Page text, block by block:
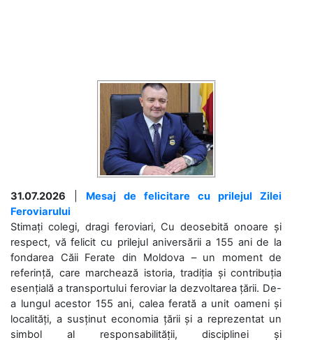
31.07.2026
Mesaj de felicitare cu prilejul Zilei
Feroviarului
Stimați colegi, dragi feroviari, Cu deosebită onoare și
respect, vă felicit cu prilejul aniversării a 155 ani de la
fondarea Căii Ferate din Moldova – un moment de
referință, care marchează istoria, tradiția și contribuția
esențială a transportului feroviar la dezvoltarea țării. De-
a lungul acestor 155 ani, calea ferată a unit oameni și
localități, a susținut economia țării și a reprezentat un
simbol al responsabilității, disciplinei și